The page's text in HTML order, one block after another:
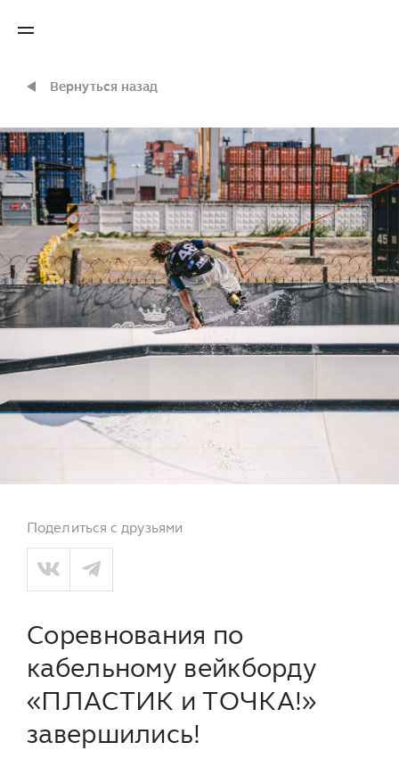
Вернуться назад
Поделиться с друзьями
Соревнования по
кабельному вейкборду
«ПЛАСТИК и ТОЧКА!»
завершились!